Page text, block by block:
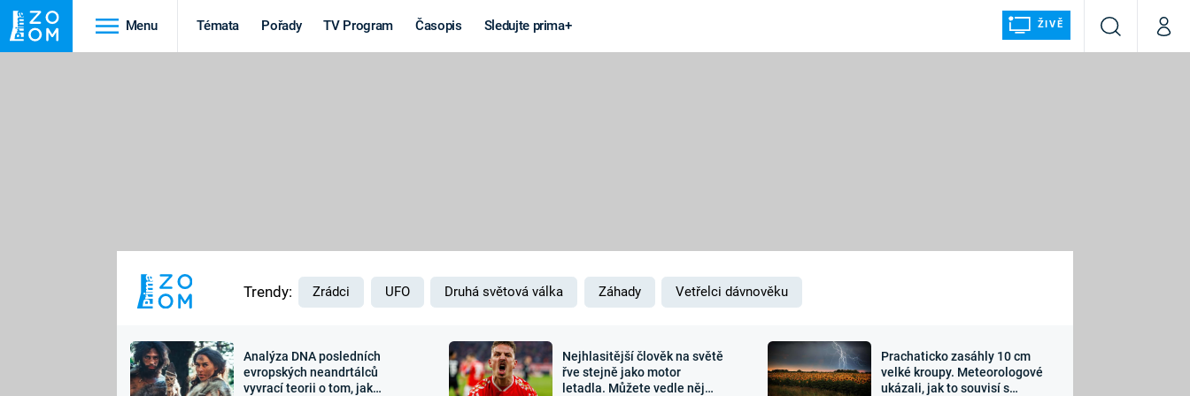
Menu Témata Pořady TV Program Časopis Sledujte prima+ ŽIVĚ
VyhledáváníMůj
MARS
Výročí
Záhady a
Zajímavosti Sledujte nás
Trendy: Zrádci UFO Druhá světová válka Záhady Vetřelci dávnověku
Analýza DNA posledních
evropských neandrtálců
vyvrací teorii o tom, jak
Nejhlasitější člověk na světě
řve stejně jako motor
letadla. Můžete vedle něj
Prachaticko zasáhly 10 cm
velké kroupy. Meteorologové
ukázali, jak to souvisí s